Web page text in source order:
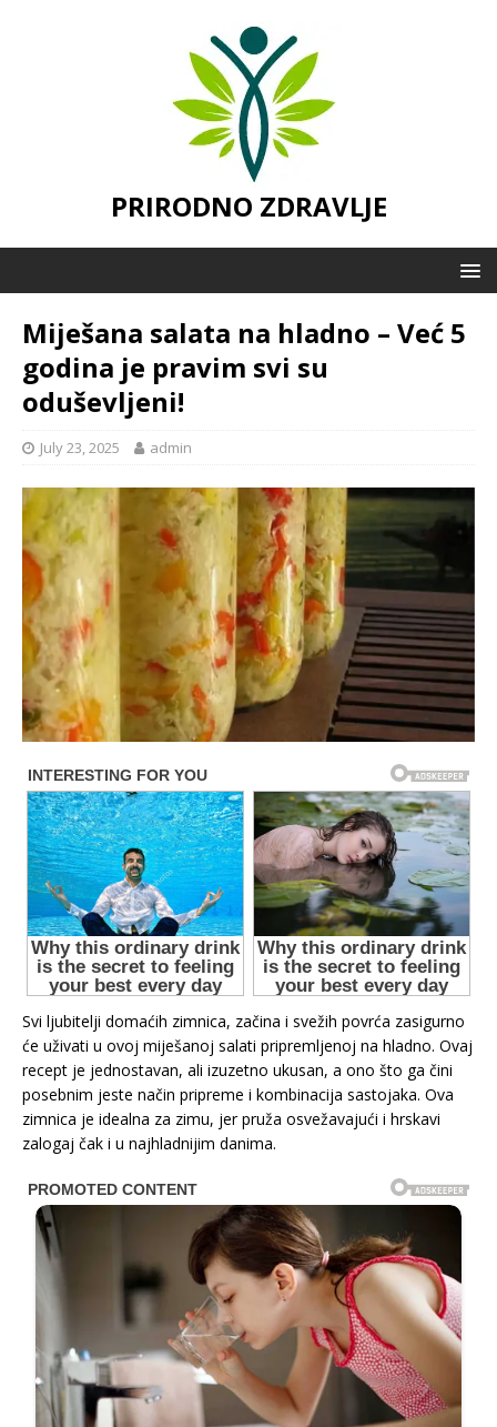
PRIRODNO ZDRAVLJE
Miješana salata na hladno – Već 5
godina je pravim svi su
oduševljeni!
July 23, 2025 admin
Svi ljubitelji domaćih zimnica, začina i svežih povrća zasigurno
će uživati u ovoj miješanoj salati pripremljenoj na hladno. Ovaj
recept je jednostavan, ali izuzetno ukusan, a ono što ga čini
posebnim jeste način pripreme i kombinacija sastojaka. Ova
zimnica je idealna za zimu, jer pruža osvežavajući i hrskavi
zalogaj čak i u najhladnijim danima.